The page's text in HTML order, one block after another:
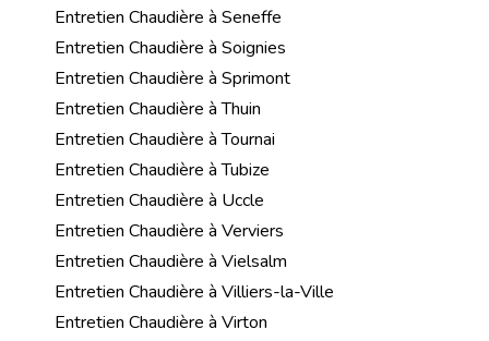
Entretien Chaudière à Seneffe
Entretien Chaudière à Soignies
Entretien Chaudière à Sprimont
Entretien Chaudière à Thuin
Entretien Chaudière à Tournai
Entretien Chaudière à Tubize
Entretien Chaudière à Uccle
Entretien Chaudière à Verviers
Entretien Chaudière à Vielsalm
Entretien Chaudière à Villiers-la-Ville
Entretien Chaudière à Virton